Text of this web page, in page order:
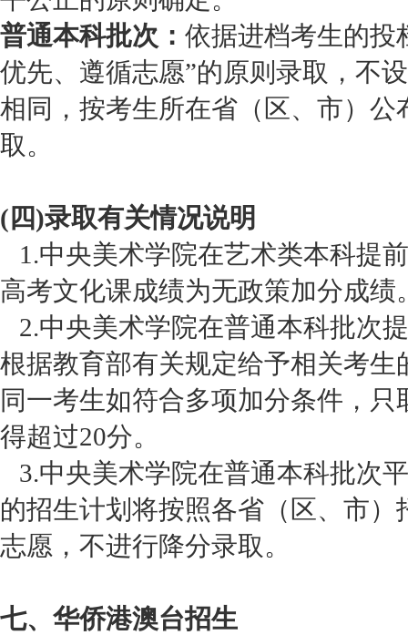
普通本科批次： 依据进档考生的投
优先、遵循志愿”的原则录取，不
相同，按考生所在省（区、市）
取。
(四)录取有关情况说明
1.中央美术学院在艺术类本科提
高考文化课成绩为无政策加分成绩
2.中央美术学院在普通本科批次
根据教育部有关规定给予相关考
同一考生如符合多项加分条件，
得超过20分。
3.中央美术学院在普通本科批次
的招生计划将按照各省（区、市
志愿，不进行降分录取。
七、华侨港澳台招生